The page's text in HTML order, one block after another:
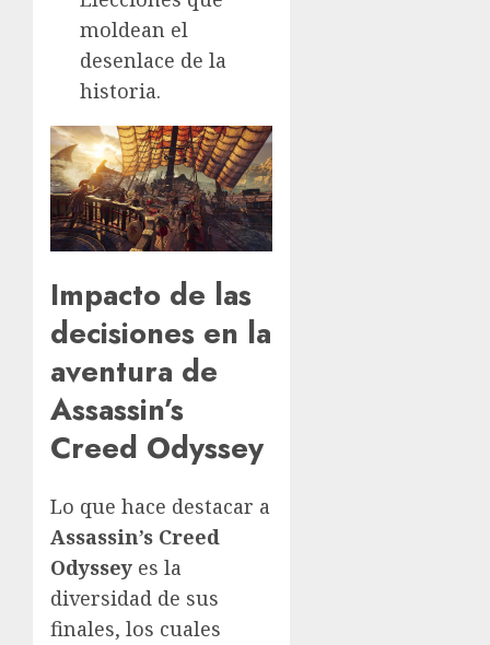
moldean el
desenlace de la
historia.
Impacto de las
decisiones en la
aventura de
Assassin’s
Creed Odyssey
Lo que hace destacar a
Assassin’s Creed
Odyssey es la
diversidad de sus
finales, los cuales